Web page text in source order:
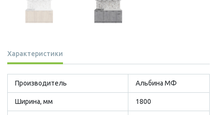
Характеристики
Производитель Альбина МФ
Ширина, мм 1800